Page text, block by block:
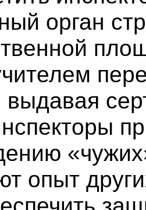
орган
выдавая
опыт